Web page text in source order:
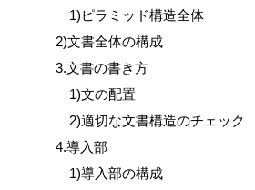
1)ピラミッド構造全体
2)文書全体の構成
3.文書の書き方
1)文の配置
2)適切な文書構造のチェック
4.導入部
1)導入部の構成